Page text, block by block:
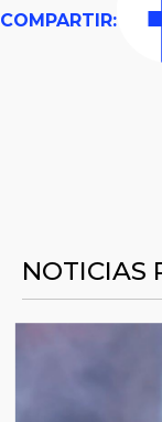
COMPARTIR:
NOTICIAS